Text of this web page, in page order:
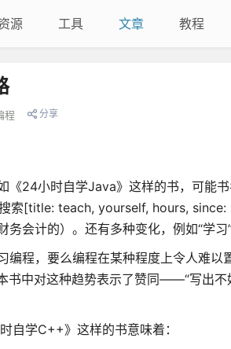
源 工具 文章 教程
程 分享
《24小时自学Java》这样的书，可能
索[title: teach, yourself, hours,
会计的）。还有多种变化，例如“学习”
编程，要么编程在某种程度上令人难
书中对这种趋势表示了赞同——“写出
自学C++》这样的书意味着：